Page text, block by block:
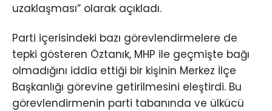
uzaklaşması” olarak açıkladı.
Parti içerisindeki bazı görevlendirmelere de
tepki gösteren Öztanık, MHP ile geçmişte bağı
olmadığını iddia ettiği bir kişinin Merkez İlçe
Başkanlığı görevine getirilmesini eleştirdi. Bu
görevlendirmenin parti tabanında ve ülkücü